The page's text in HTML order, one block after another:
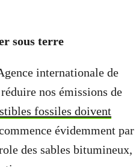
sous terre
internationale de
nos émissions de
fossiles doivent
évidemment par
des sables bitumineux,